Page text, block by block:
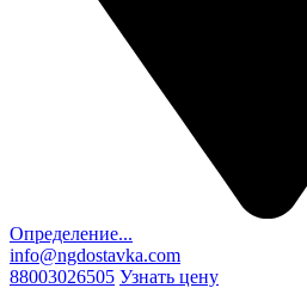
Определение...
info@ngdostavka.com
88003026505 Узнать цену